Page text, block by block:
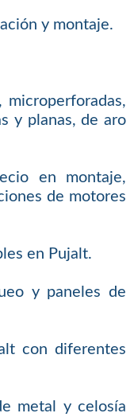
y montaje.
microperforadas,
y planas, de aro
en montaje,
de motores
en Pujalt.
y paneles de
con diferentes
metal y celosía